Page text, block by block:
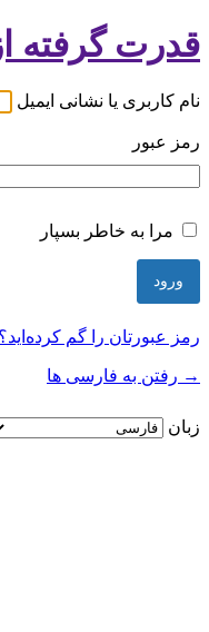
قدرت گرفته
نام کاربری یا نشانی ایمیل
رمز عبور
مرا به خاطر بسپار
رمز عبورتان را گم کرده‌اید؟
→ رفتن به فارسی ها
زبان